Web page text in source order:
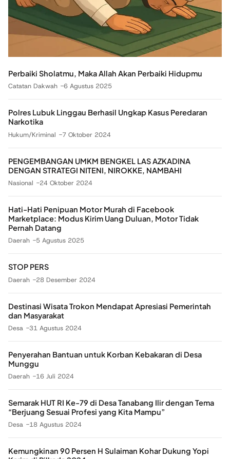
Perbaiki Sholatmu, Maka Allah Akan Perbaiki Hidupmu
Catatan Dakwah 6 Agustus 2025
Polres Lubuk Linggau Berhasil Ungkap Kasus Peredaran
Narkotika
Hukum/Kriminal 7 Oktober 2024
PENGEMBANGAN UMKM BENGKEL LAS AZKADINA
DENGAN STRATEGI NITENI, NIROKKE, NAMBAHI
Nasional 24 Oktober 2024
Hati-Hati Penipuan Motor Murah di Facebook
Marketplace: Modus Kirim Uang Duluan, Motor Tidak
Pernah Datang
Daerah 5 Agustus 2025
STOP PERS
Daerah 28 Desember 2024
Destinasi Wisata Trokon Mendapat Apresiasi Pemerintah
dan Masyarakat
Desa 31 Agustus 2024
Penyerahan Bantuan untuk Korban Kebakaran di Desa
Munggu
Daerah 16 Juli 2024
Semarak HUT RI Ke-79 di Desa Tanabang Ilir dengan Tema
“Berjuang Sesuai Profesi yang Kita Mampu”
Desa 18 Agustus 2024
Kemungkinan 90 Persen H Sulaiman Kohar Dukung Yopi